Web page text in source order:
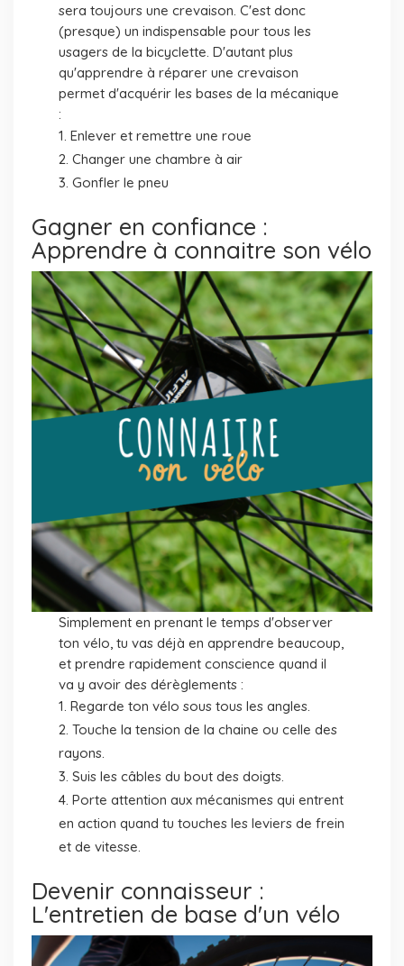
sera toujours une crevaison. C'est donc
(presque) un indispensable pour tous les
usagers de la bicyclette. D'autant plus
qu'apprendre à réparer une crevaison
permet d'acquérir les bases de la mécanique
:
Enlever et remettre une roue
Changer une chambre à air
Gonfler le pneu
Gagner en confiance :
Apprendre à connaitre son vélo
Simplement en prenant le temps d'observer
ton vélo, tu vas déjà en apprendre beaucoup,
et prendre rapidement conscience quand il
va y avoir des dérèglements :
Regarde ton vélo sous tous les angles.
Touche la tension de la chaine ou celle des
rayons.
Suis les câbles du bout des doigts.
Porte attention aux mécanismes qui entrent
en action quand tu touches les leviers de frein
et de vitesse.
Devenir connaisseur :
L'entretien de base d'un vélo